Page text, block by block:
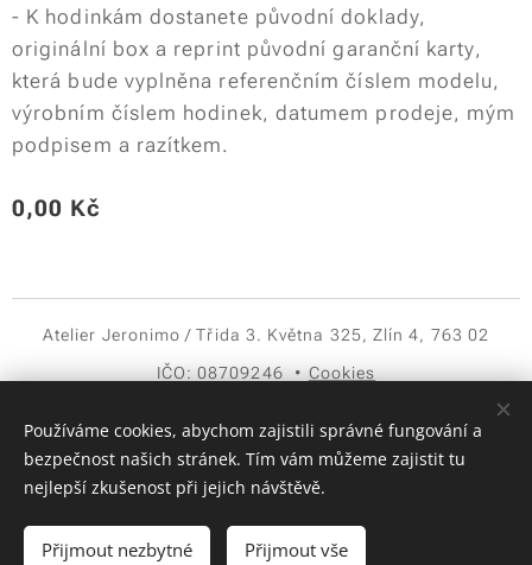
- K hodinkám dostanete původní doklady,
originální box a reprint původní garanční karty,
která bude vyplněna referenčním číslem modelu,
výrobním číslem hodinek, datumem prodeje, mým
podpisem a razítkem.
0,00 Kč
Vyprodáno
Atelier Jeronimo / Třida 3. Května 325, Zlín 4, 763 02
IČO: 08709246
Cookies
Jazyky
Čeština
English
Používáme cookies, abychom zajistili správné fungování a
bezpečnost našich stránek. Tím vám můžeme zajistit tu
nejlepší zkušenost při jejich návštěvě.
Přijmout nezbytné Přijmout vše